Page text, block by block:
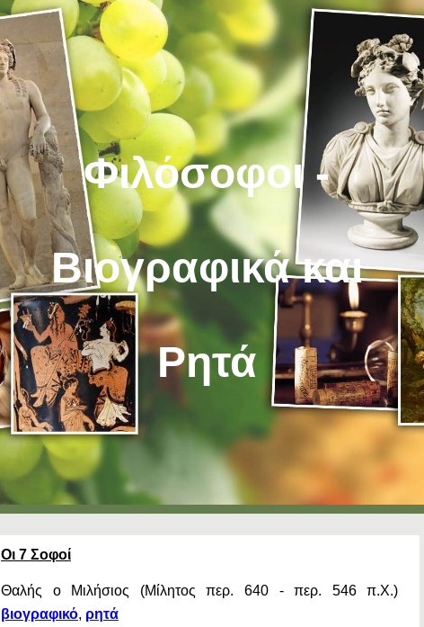
Skip to navigation
Φιλόσοφοι -
Βιογραφικά και
Ρητά
Οι 7 Σοφοί
Θαλής ο Μιλήσιος (Μίλητος περ. 640 - περ. 546 π.Χ.)
βιογραφικό, ρητά